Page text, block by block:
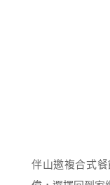
伴山邀複合式